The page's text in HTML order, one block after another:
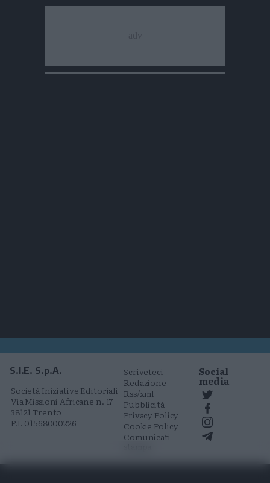
S.I.E. S.p.A.
Società Iniziative Editoriali
Via Missioni Africane n. 17
38121 Trento
P.I. 01568000226
Scriveteci
Redazione
Rss/xml
Pubblicità
Privacy Policy
Cookie Policy
Comunicati
Social
media